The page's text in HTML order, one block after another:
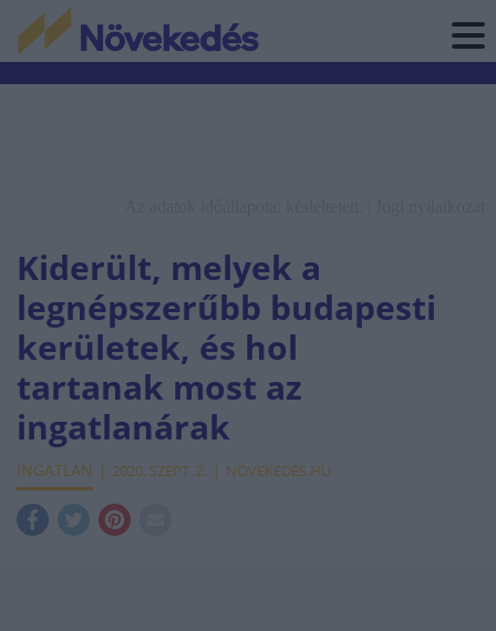
Kiderült, melyek a
legnépszerűbb budapesti
kerületek, és hol
tartanak most az
ingatlanárak
INGATLAN 2020. SZEPT. 2. NÖVEKEDÉS.HU